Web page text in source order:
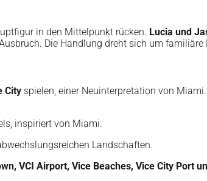
in den Mittelpunkt rücken. Lucia und
Die Handlung dreht sich um
City spielen, einer Neuinterpretation von
inspiriert von Miami.
Landschaften.
VCI Airport, Vice Beaches, Vice City Port